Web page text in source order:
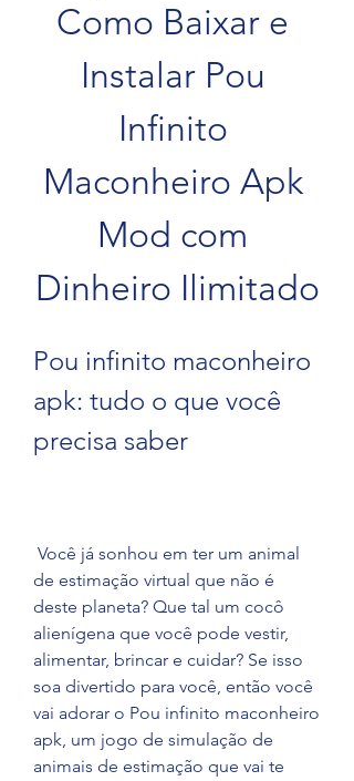
Como Baixar e
Instalar Pou
Infinito
Maconheiro Apk
Mod com
Dinheiro Ilimitado
Pou infinito maconheiro
apk: tudo o que você
precisa saber
de estimação virtual que não é
deste planeta? Que tal um cocô
alienígena que você pode vestir,
alimentar, brincar e cuidar? Se isso
soa divertido para você, então você
vai adorar o Pou infinito maconheiro
apk, um jogo de simulação de
animais de estimação que vai te